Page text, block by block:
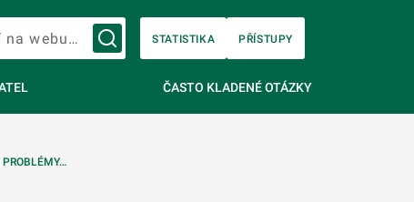
Vyhledávání na webu…
STATISTIKA PŘÍSTUPY
ČASTO KLADENÉ OTÁZKY
PROBLÉMY…